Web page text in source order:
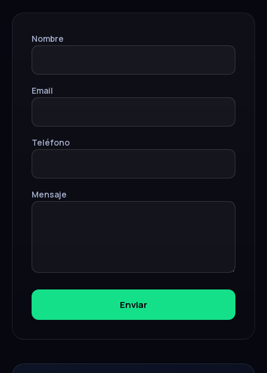
Nombre
Email
Teléfono
Mensaje
Enviar